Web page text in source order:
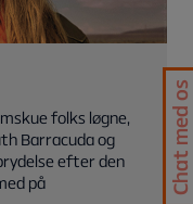
folks løgne,
Barracuda og
efter den
på
Chat med os